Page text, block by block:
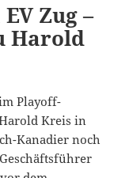
Zug –
Harold
Playoff-
Kreis in
Kanadier noch